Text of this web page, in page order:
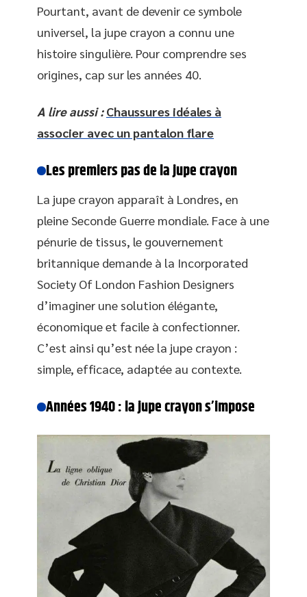
Pourtant, avant de devenir ce symbole
universel, la jupe crayon a connu une
histoire singulière. Pour comprendre ses
origines, cap sur les années 40.
A lire aussi : Chaussures idéales à
associer avec un pantalon flare
Les premiers pas de la jupe crayon
La jupe crayon apparaît à Londres, en
pleine Seconde Guerre mondiale. Face à une
pénurie de tissus, le gouvernement
britannique demande à la Incorporated
Society Of London Fashion Designers
d’imaginer une solution élégante,
économique et facile à confectionner.
C’est ainsi qu’est née la jupe crayon :
simple, efficace, adaptée au contexte.
Années 1940 : la jupe crayon s’impose